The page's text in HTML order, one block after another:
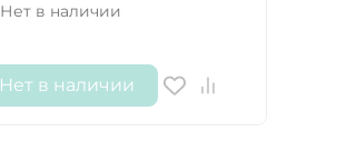
Нет в наличии
Нет в наличии